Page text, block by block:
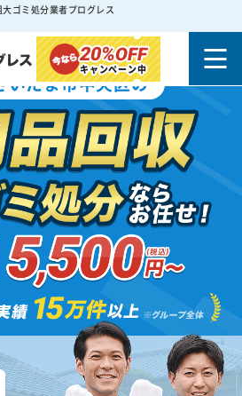
ゴミ処分業者プログレス
20%OFF
キャンペーン中
いたま市中央区の